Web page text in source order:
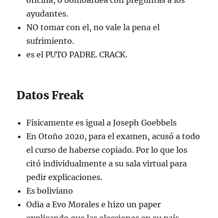
ayudantes.
NO tomar con el, no vale la pena el
sufrimiento.
es el PUTO PADRE. CRACK.
Datos Freak
Fisicamente es igual a Joseph Goebbels
En Otoño 2020, para el examen, acusó a todo
el curso de haberse copiado. Por lo que los
citó individualmente a su sala virtual para
pedir explicaciones.
Es boliviano
Odia a Evo Morales e hizo un paper